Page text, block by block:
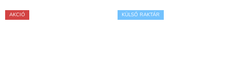
AKCIÓ KÜLSŐ RAKTÁR